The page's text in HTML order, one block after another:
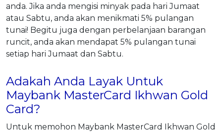
anda. Jika anda mengisi minyak pada hari Jumaat
atau Sabtu, anda akan menikmati 5% pulangan
tunai! Begitu juga dengan perbelanjaan barangan
runcit, anda akan mendapat 5% pulangan tunai
setiap hari Jumaat dan Sabtu.
Adakah Anda Layak Untuk
Maybank MasterCard Ikhwan Gold
Card?
Untuk memohon Maybank MasterCard Ikhwan Gold